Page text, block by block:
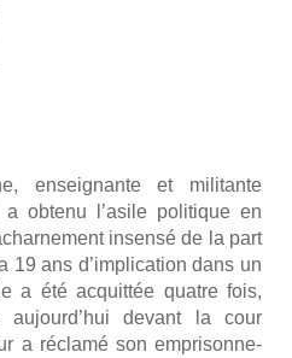
ensei­gnante et mili­tante
obte­nu l’a­sile poli­tique en
insen­sé de la part
19 ans d’im­pli­ca­tion dans un
a été acquit­tée quatre fois,
aujourd’­hui devant la cour
a récla­mé son empri­son­ne­